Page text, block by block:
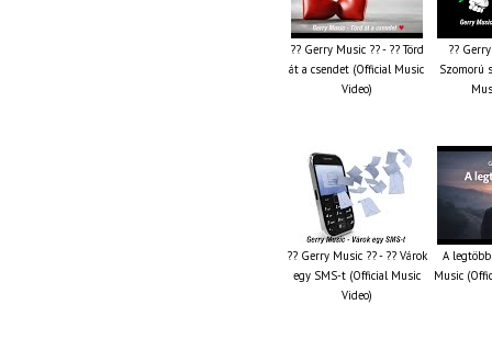
?? Gerry Music ?? - ?? Törd
át a csendet (Official Music
Video)
??
Szomorú
?? Gerry Music ?? - ?? Várok
egy SMS-t (Official Music
Video)
A
Music